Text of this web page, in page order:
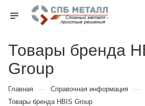
Товары бренда
Group
Главная — Справочная информация —
Товары бренда HBIS Group